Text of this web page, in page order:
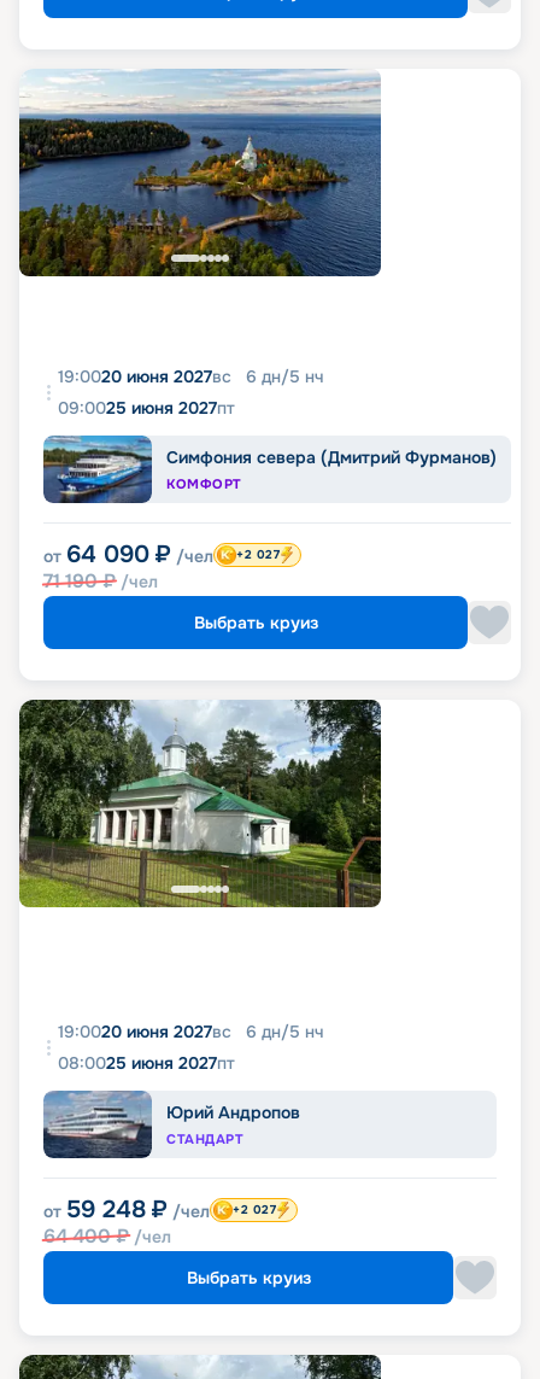
19:0020 июня 2027вс 6 дн/5 нч
09:0025 июня 2027пт
Симфония севера (Дмитрий Фурманов)
КОМФОРТ
от 64 090 ₽ /чел
71 190₽ /чел
+2 027
Выбрать круиз
19:0020 июня 2027вс 6 дн/5 нч
08:0025 июня 2027пт
Юрий Андропов
СТАНДАРТ
от 59 248 ₽ /чел
64 400₽ /чел
+2 027
Выбрать круиз